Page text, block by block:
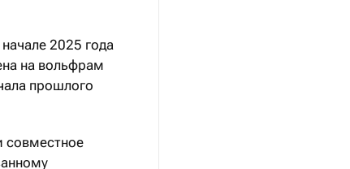
2025 года
на вольфрам
прошлого
совместное